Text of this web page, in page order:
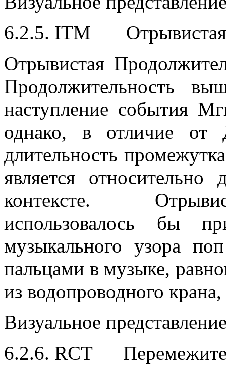
6.2.5. ITM
Отрывистая
Продолжительность
наступление события
однако, в отличие от
длительность
является
контексте.
использовалось бы
музыкального узора
пальцами в музыке,
из водопроводного
Визуальное
6.2.6. RCT